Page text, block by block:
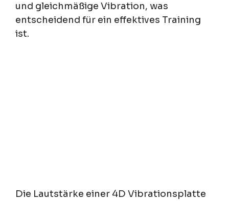
und gleichmäßige Vibration, was
entscheidend für ein effektives Training
ist.
Die Lautstärke einer 4D Vibrationsplatte